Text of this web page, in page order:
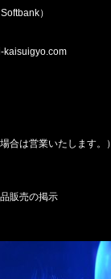
）
kaisuigyo.com
合は営業いたします。）
販売の掲示